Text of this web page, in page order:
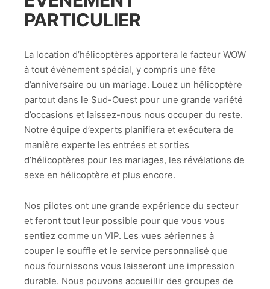
PARTICULIER
La location d’hélicoptères apportera le facteur WOW
à tout événement spécial, y compris une fête
d’anniversaire ou un mariage. Louez un hélicoptère
partout dans le Sud-Ouest pour une grande variété
d’occasions et laissez-nous nous occuper du reste.
Notre équipe d’experts planifiera et exécutera de
manière experte les entrées et sorties
d’hélicoptères pour les mariages, les révélations de
sexe en hélicoptère et plus encore.
Nos pilotes ont une grande expérience du secteur
et feront tout leur possible pour que vous vous
sentiez comme un VIP. Les vues aériennes à
couper le souffle et le service personnalisé que
nous fournissons vous laisseront une impression
durable. Nous pouvons accueillir des groupes de